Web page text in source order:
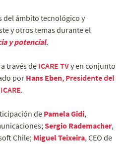
del ámbito tecnológico y
y otros temas durante el
y potencial.
través de ICARE TVy en conjunto
porHans Eben, Presidente del
.
de Pamela Gidi,
Sergio Rademacher,
Chile; Miguel Teixeira, CEO de